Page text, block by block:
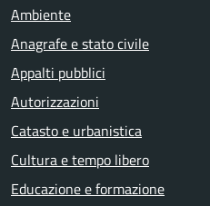
Ambiente
Anagrafe e stato civile
Appalti pubblici
Autorizzazioni
Catasto e urbanistica
Cultura e tempo libero
Educazione e formazione